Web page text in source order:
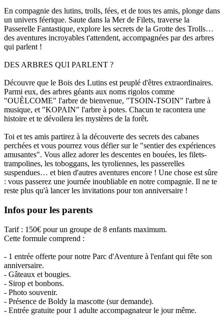
En compagnie des lutins, trolls, fées, et de tous tes amis, plonge dans
un univers féerique. Saute dans la Mer de Filets, traverse la
Passerelle Fantastique, explore les secrets de la Grotte des Trolls…
des aventures incroyables t'attendent, accompagnées par des arbres
qui parlent !
DES ARBRES QUI PARLENT ?
Découvre que le Bois des Lutins est peuplé d'êtres extraordinaires.
Parmi eux, des arbres géants aux noms rigolos comme
"OUÈLCOME" l'arbre de bienvenue, "TSOIN-TSOIN" l'arbre à
musique, et "KOPAIN" l'arbre à potes. Chacun te racontera une
histoire et te dévoilera les mystères de la forêt.
Toi et tes amis partirez à la découverte des secrets des cabanes
perchées et vous pourrez vous défier sur le "sentier des expériences
amusantes". Vous allez adorer les descentes en bouées, les filets-
trampolines, les toboggans, les tyroliennes, les passerelles
suspendues… et bien d'autres aventures encore ! Une chose est sûre
: vous passerez une journée inoubliable en notre compagnie. Il ne te
reste plus qu'à lancer les invitations pour ton anniversaire !
Infos pour les parents
Tarif : 150€ pour un groupe de 8 enfants maximum.
Cette formule comprend :
- 1 entrée offerte pour notre Parc d'Aventure à l'enfant qui fête son
anniversaire.
- Gâteaux et bougies.
- Sirop et bonbons.
- Photo souvenir.
- Présence de Boldy la mascotte (sur demande).
- Entrée gratuite pour 1 adulte accompagnateur le jour même.